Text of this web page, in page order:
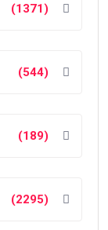
(1371)
(544)
(189)
(2295)